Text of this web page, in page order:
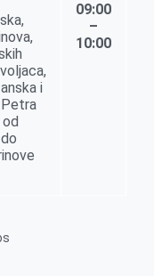
i
Petra
09:00
–
10:00